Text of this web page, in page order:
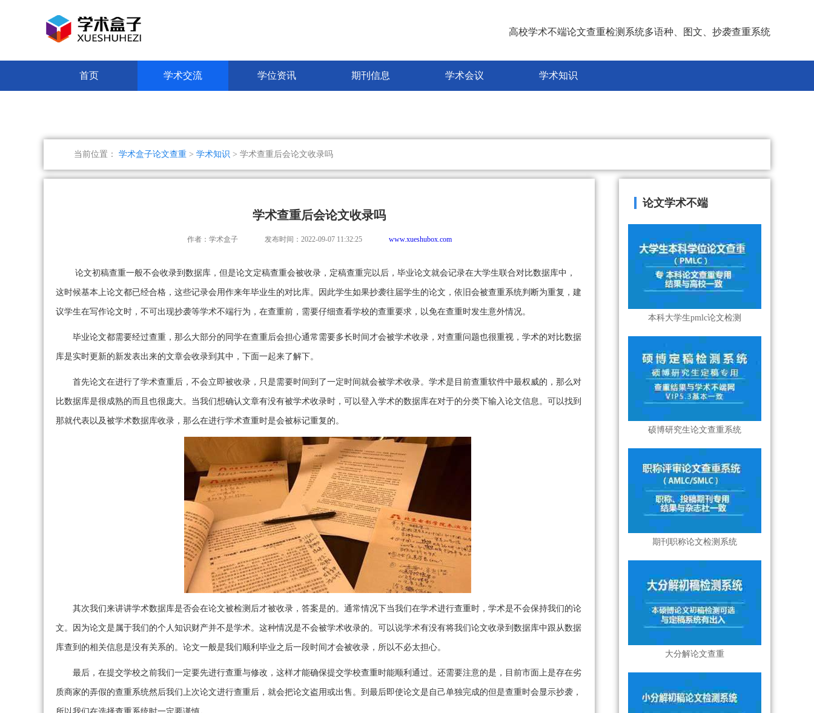
高校学术不端论文查重检测系统多语种、图文、抄袭查重系统
首页 学术交流 学位资讯 期刊信息 学术会议 学术知识
当前位置： 学术盒子论文查重 > 学术知识 > 学术查重后会论文收录吗
学术查重后会论文收录吗
作者：学术盒子 发布时间：2022-09-07 11:32:25 www.xueshubox.com
论文初稿查重一般不会收录到数据库，但是论文定稿查重会被收录，定稿查重完以后，毕业论文就会记录在大学生联合对比数据库中，
这时候基本上论文都已经合格，这些记录会用作来年毕业生的对比库。因此学生如果抄袭往届学生的论文，依旧会被查重系统判断为重复，建
议学生在写作论文时，不可出现抄袭等学术不端行为，在查重前，需要仔细查看学校的查重要求，以免在查重时发生意外情况。
毕业论文都需要经过查重，那么大部分的同学在查重后会担心通常需要多长时间才会被学术收录，对查重问题也很重视，学术的对比数据
库是实时更新的新发表出来的文章会收录到其中，下面一起来了解下。
首先论文在进行了学术查重后，不会立即被收录，只是需要时间到了一定时间就会被学术收录。学术是目前查重软件中最权威的，那么对
比数据库是很成熟的而且也很庞大。当我们想确认文章有没有被学术收录时，可以登入学术的数据库在对于的分类下输入论文信息。可以找到
那就代表以及被学术数据库收录，那么在进行学术查重时是会被标记重复的。
其次我们来讲讲学术数据库是否会在论文被检测后才被收录，答案是的。通常情况下当我们在学术进行查重时，学术是不会保持我们的论
文。因为论文是属于我们的个人知识财产并不是学术。这种情况是不会被学术收录的。可以说学术有没有将我们论文收录到数据库中跟从数据
库查到的相关信息是没有关系的。论文一般是我们顺利毕业之后一段时间才会被收录，所以不必太担心。
最后，在提交学校之前我们一定要先进行查重与修改，这样才能确保提交学校查重时能顺利通过。还需要注意的是，目前市面上是存在劣
质商家的弄假的查重系统然后我们上次论文进行查重后，就会把论文盗用或出售。到最后即使论文是自己单独完成的但是查重时会显示抄袭，
论文学术不端
本科大学生pmlc论文检测
硕博研究生论文查重系统
期刊职称论文检测系统
大分解论文查重